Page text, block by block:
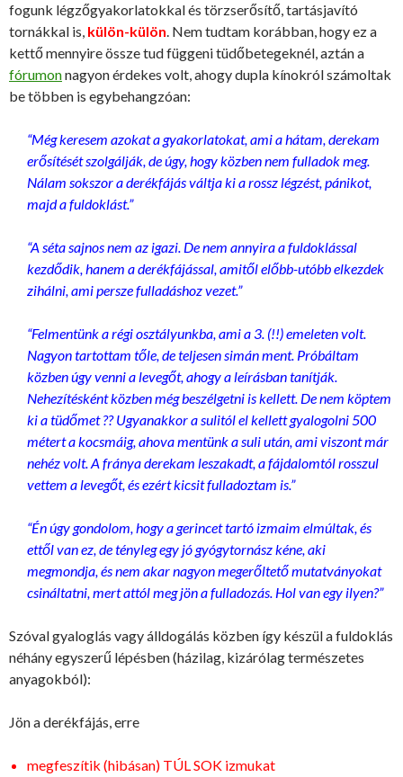
fogunk légzőgyakorlatokkal és törzserősítő, tartásjavító
tornákkal is, külön-külön. Nem tudtam korábban, hogy ez a
kettő mennyire össze tud függeni tüdőbetegeknél, aztán a
fórumonnagyon érdekes volt, ahogy dupla kínokról számoltak
be többen is egybehangzóan:
“Még keresem azokat a gyakorlatokat, ami a hátam, derekam
erősítését szolgálják, de úgy, hogy közben nem fulladok meg.
Nálam sokszor a derékfájás váltja ki a rossz légzést, pánikot,
majd a fuldoklást.”
“A séta sajnos nem az igazi. De nem annyira a fuldoklással
kezdődik, hanem a derékfájással, amitől előbb-utóbb elkezdek
zihálni, ami persze fulladáshoz vezet.”
“Felmentünk a régi osztályunkba, ami a 3. (!!) emeleten volt.
Nagyon tartottam tőle, de teljesen simán ment. Próbáltam
közben úgy venni a levegőt, ahogy a leírásban tanítják.
Nehezítésként közben még beszélgetni is kellett. De nem köptem
ki a tüdőmet ?? Ugyanakkor a sulitól el kellett gyalogolni 500
métert a kocsmáig, ahova mentünk a suli után, ami viszont már
nehéz volt. A fránya derekam leszakadt, a fájdalomtól rosszul
vettem a levegőt, és ezért kicsit fulladoztam is.”
“Én úgy gondolom, hogy a gerincet tartó izmaim elmúltak, és
ettől van ez, de tényleg egy jó gyógytornász kéne, aki
megmondja, és nem akar nagyon megerőltető mutatványokat
csináltatni, mert attól meg jön a fulladozás. Hol van egy ilyen?”
Szóval gyaloglás vagy álldogálás közben így készül a fuldoklás
néhány egyszerű lépésben (házilag, kizárólag természetes
anyagokból):
Jön a derékfájás, erre
megfeszítik (hibásan) TÚL SOK izmukat